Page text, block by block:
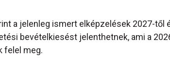
a jelenleg ismert elképzelések 2027-től
bevételkiesést jelenthetnek, ami a
felel meg.